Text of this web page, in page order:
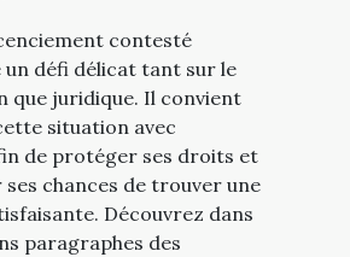
contesté
défi délicat tant sur le
que juridique. Il convient
situation avec
de protéger ses droits et
ses chances de trouver une
Découvrez dans
paragraphes des